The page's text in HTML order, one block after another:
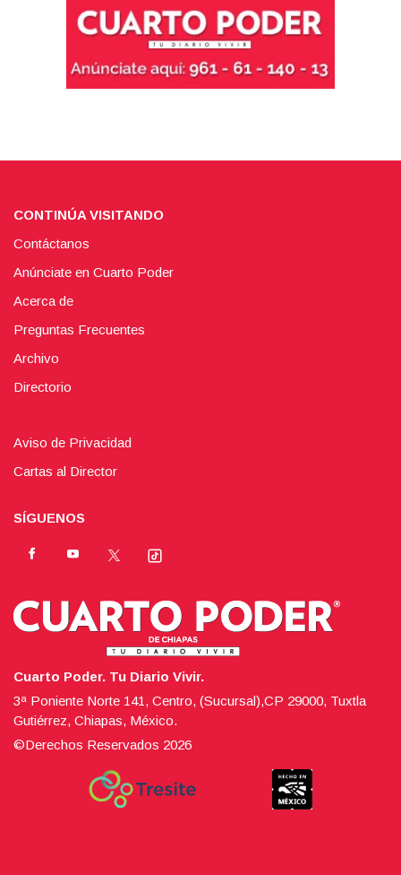
CONTINÚA VISITANDO
Contáctanos
Anúnciate en Cuarto Poder
Acerca de
Preguntas Frecuentes
Archivo
Directorio
Aviso de Privacidad
Cartas al Director
SÍGUENOS
Cuarto Poder. Tu Diario Vivir.
3ª Poniente Norte 141, Centro, (Sucursal),CP 29000, Tuxtla
Gutiérrez, Chiapas, México.
©Derechos Reservados 2026